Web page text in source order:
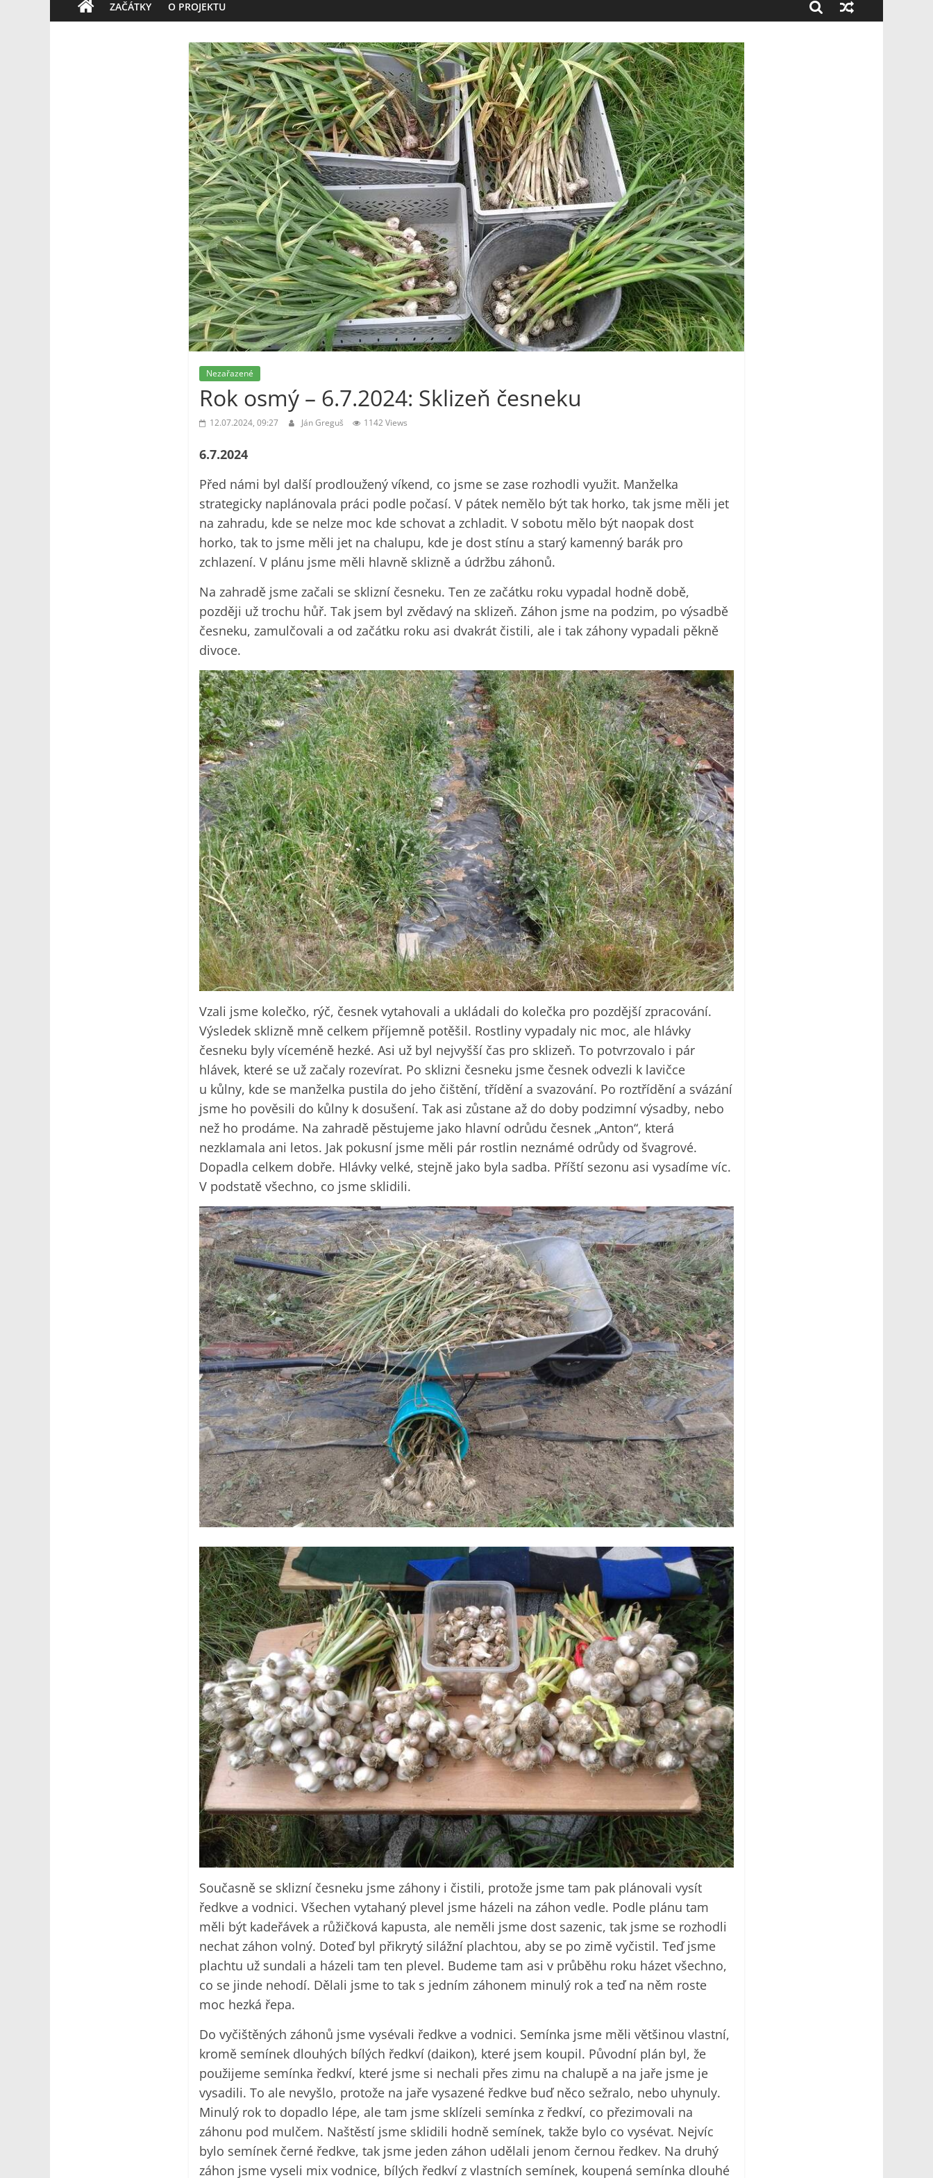
ZAČÁTKY O PROJEKTU
Nezařazené
Rok osmý – 6.7.2024: Sklizeň česneku
12.07.2024, 09:27 Ján Greguš 1142 Views
6.7.2024
Před námi byl další prodloužený víkend, co jsme se zase rozhodli využit. Manželka
strategicky naplánovala práci podle počasí. V pátek nemělo být tak horko, tak jsme měli jet
na zahradu, kde se nelze moc kde schovat a zchladit. V sobotu mělo být naopak dost
horko, tak to jsme měli jet na chalupu, kde je dost stínu a starý kamenný barák pro
zchlazení. V plánu jsme měli hlavně sklizně a údržbu záhonů.
Na zahradě jsme začali se sklizní česneku. Ten ze začátku roku vypadal hodně době,
později už trochu hůř. Tak jsem byl zvědavý na sklizeň. Záhon jsme na podzim, po výsadbě
česneku, zamulčovali a od začátku roku asi dvakrát čistili, ale i tak záhony vypadali pěkně
divoce.
Vzali jsme kolečko, rýč, česnek vytahovali a ukládali do kolečka pro pozdější zpracování.
Výsledek sklizně mně celkem příjemně potěšil. Rostliny vypadaly nic moc, ale hlávky
česneku byly víceméně hezké. Asi už byl nejvyšší čas pro sklizeň. To potvrzovalo i pár
hlávek, které se už začaly rozevírat. Po sklizni česneku jsme česnek odvezli k lavičce
u kůlny, kde se manželka pustila do jeho čištění, třídění a svazování. Po roztřídění a svázání
jsme ho pověsili do kůlny k dosušení. Tak asi zůstane až do doby podzimní výsadby, nebo
než ho prodáme. Na zahradě pěstujeme jako hlavní odrůdu česnek „Anton“, která
nezklamala ani letos. Jak pokusní jsme měli pár rostlin neznámé odrůdy od švagrové.
Dopadla celkem dobře. Hlávky velké, stejně jako byla sadba. Příští sezonu asi vysadíme víc.
V podstatě všechno, co jsme sklidili.
Současně se sklizní česneku jsme záhony i čistili, protože jsme tam pak plánovali vysít
ředkve a vodnici. Všechen vytahaný plevel jsme házeli na záhon vedle. Podle plánu tam
měli být kadeřávek a růžičková kapusta, ale neměli jsme dost sazenic, tak jsme se rozhodli
nechat záhon volný. Doteď byl přikrytý silážní plachtou, aby se po zimě vyčistil. Teď jsme
plachtu už sundali a házeli tam ten plevel. Budeme tam asi v průběhu roku házet všechno,
co se jinde nehodí. Dělali jsme to tak s jedním záhonem minulý rok a teď na něm roste
moc hezká řepa.
Do vyčištěných záhonů jsme vysévali ředkve a vodnici. Semínka jsme měli většinou vlastní,
kromě semínek dlouhých bílých ředkví (daikon), které jsem koupil. Původní plán byl, že
použijeme semínka ředkví, které jsme si nechali přes zimu na chalupě a na jaře jsme je
vysadili. To ale nevyšlo, protože na jaře vysazené ředkve buď něco sežralo, nebo uhynuly.
Minulý rok to dopadlo lépe, ale tam jsme sklízeli semínka z ředkví, co přezimovali na
záhonu pod mulčem. Naštěstí jsme sklidili hodně semínek, takže bylo co vysévat. Nejvíc
bylo semínek černé ředkve, tak jsme jeden záhon udělali jenom černou ředkev. Na druhý
záhon jsme vyseli mix vodnice, bílých ředkví z vlastních semínek, koupená semínka dlouhé